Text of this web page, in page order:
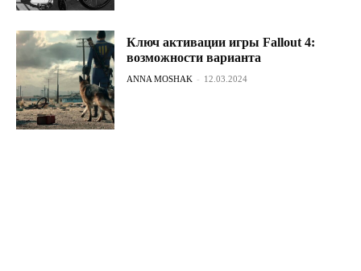
Ключ активации игры Fallout 4:
возможности варианта
ANNA MOSHAK - 12.03.2024